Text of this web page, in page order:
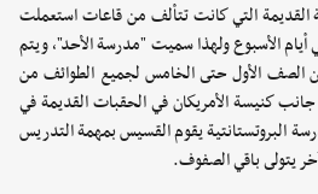
التي كانت تتألف من قاعات استعملت
أيام الأسبوع ولهذا سميت "مدرسة الأحد"، ويتم
من الصف الأول حتى الخامس لجميع الطوائف من
جانب كنيسة الأمريكان في الحقبات القديمة في
البروتستانتية يقوم القسيس بمهمة التدريس
يتولى باقي الصفوف.